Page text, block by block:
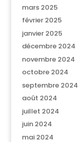
mars 2025
février 2025
janvier 2025
décembre 2024
novembre 2024
octobre 2024
septembre 2024
août 2024
juillet 2024
juin 2024
mai 2024